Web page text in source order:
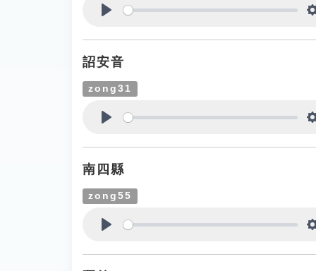
詔安音
zong31
南四縣
zong55